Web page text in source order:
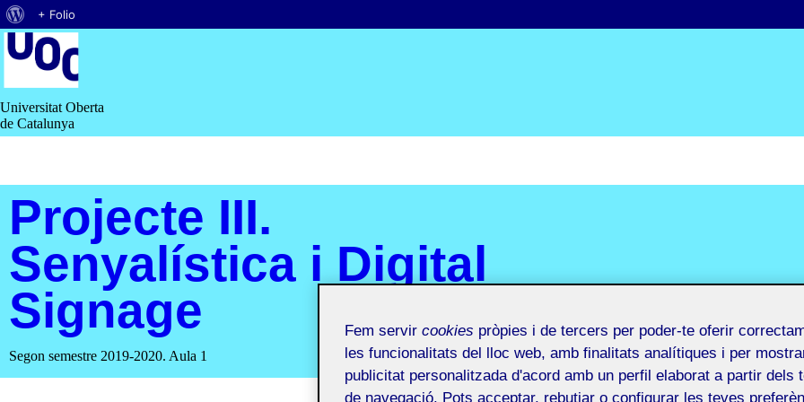
Saltar
al
contingut
Universitat Oberta
de Catalunya
Projecte III.
Senyalística i Digital
Signage
Segon semestre 2019-2020. Aula 1
Quant
WordPress
+ Folio
Fem servir cookies pròpies i de tercers per poder-te oferir
les funcionalitats del lloc web, amb finalitats analítiques i per
publicitat personalitzada d'acord amb un perfil elaborat a partir dels
de navegació. Pots acceptar, rebutjar o configurar les teves